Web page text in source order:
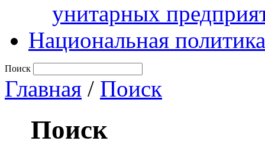
унитарных
Национальная политика
Поиск
Главная / Поиск
Поиск